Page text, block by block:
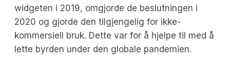
widgeten i 2019, omgjorde de beslutningen i
2020 og gjorde den tilgjengelig for ikke-
kommersiell bruk. Dette var for å hjelpe til med å
lette byrden under den globale pandemien.